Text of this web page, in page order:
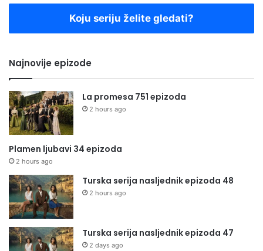
Koju seriju želite gledati?
Najnovije epizode
La promesa 751 epizoda
2 hours ago
Plamen ljubavi 34 epizoda
2 hours ago
Turska serija nasljednik epizoda 48
2 hours ago
Turska serija nasljednik epizoda 47
2 days ago